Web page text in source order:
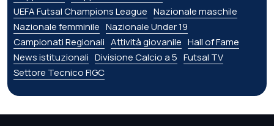
UEFA Futsal Champions League Nazionale maschile
Nazionale femminile Nazionale Under 19
Campionati Regionali Attività giovanile Hall of Fame
News istituzionali Divisione Calcio a 5 Futsal TV
Settore Tecnico FIGC